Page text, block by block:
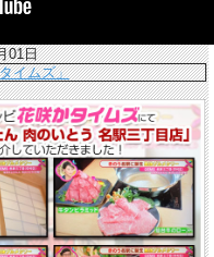
01日
イムズ」